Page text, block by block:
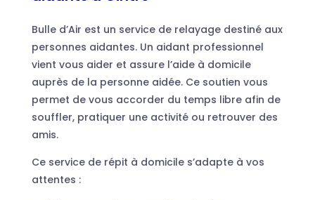
Bulle d’Air est un service de relayage destiné aux
personnes aidantes. Un aidant professionnel
vient vous aider et assure l’aide à domicile
auprès de la personne aidée. Ce soutien vous
permet de vous accorder du temps libre afin de
souffler, pratiquer une activité ou retrouver des
amis.
Ce service de répit à domicile s’adapte à vos
attentes :